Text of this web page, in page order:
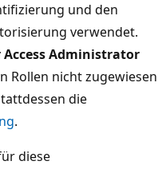
und den
verwendet.
Access Administrator
Rollen nicht zugewiesen
die
.
diese